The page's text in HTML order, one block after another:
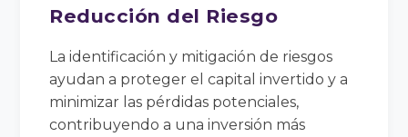
Reducción del Riesgo
La identificación y mitigación de riesgos
ayudan a proteger el capital invertido y a
minimizar las pérdidas potenciales,
contribuyendo a una inversión más